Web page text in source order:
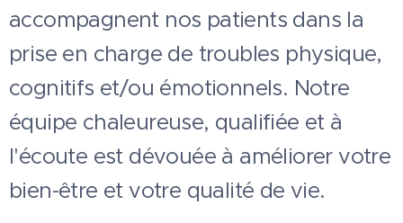
accompagnent nos patients dans la
prise en charge de troubles physique,
cognitifs et/ou émotionnels. Notre
équipe chaleureuse, qualifiée et à
l'écoute est dévouée à améliorer votre
bien-être et votre qualité de vie.